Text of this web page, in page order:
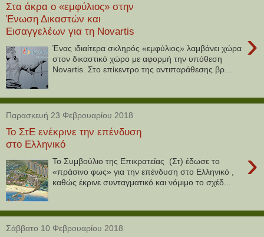
Στα άκρα ο «εμφύλιος» στην
Ένωση Δικαστών και
Εισαγγελέων για τη Novartis
›
Ένας ιδιαίτερα σκληρός «εμφύλιος» λαμβάνει χώρα
στον δικαστικό χώρο με αφορμή την υπόθεση
Novartis. Στο επίκεντρο της αντιπαράθεσης βρ...
Παρασκευή 23 Φεβρουαρίου 2018
Το ΣτΕ ενέκρινε την επένδυση
στο Ελληνικό
›
Το Συμβούλιο της Επικρατείας (Στ) έδωσε το
«πράσινο φως» για την επένδυση στο Ελληνικό ,
καθώς έκρινε συνταγματικό και νόμιμο το σχέδ...
Σάββατο 10 Φεβρουαρίου 2018